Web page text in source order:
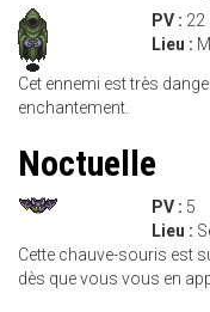
PV : 22
Lieu :
Cet ennemi est très
enchantement.
Noctuelle
PV : 5
Lieu :
Cette chauve-souris est
dès que vous vous en